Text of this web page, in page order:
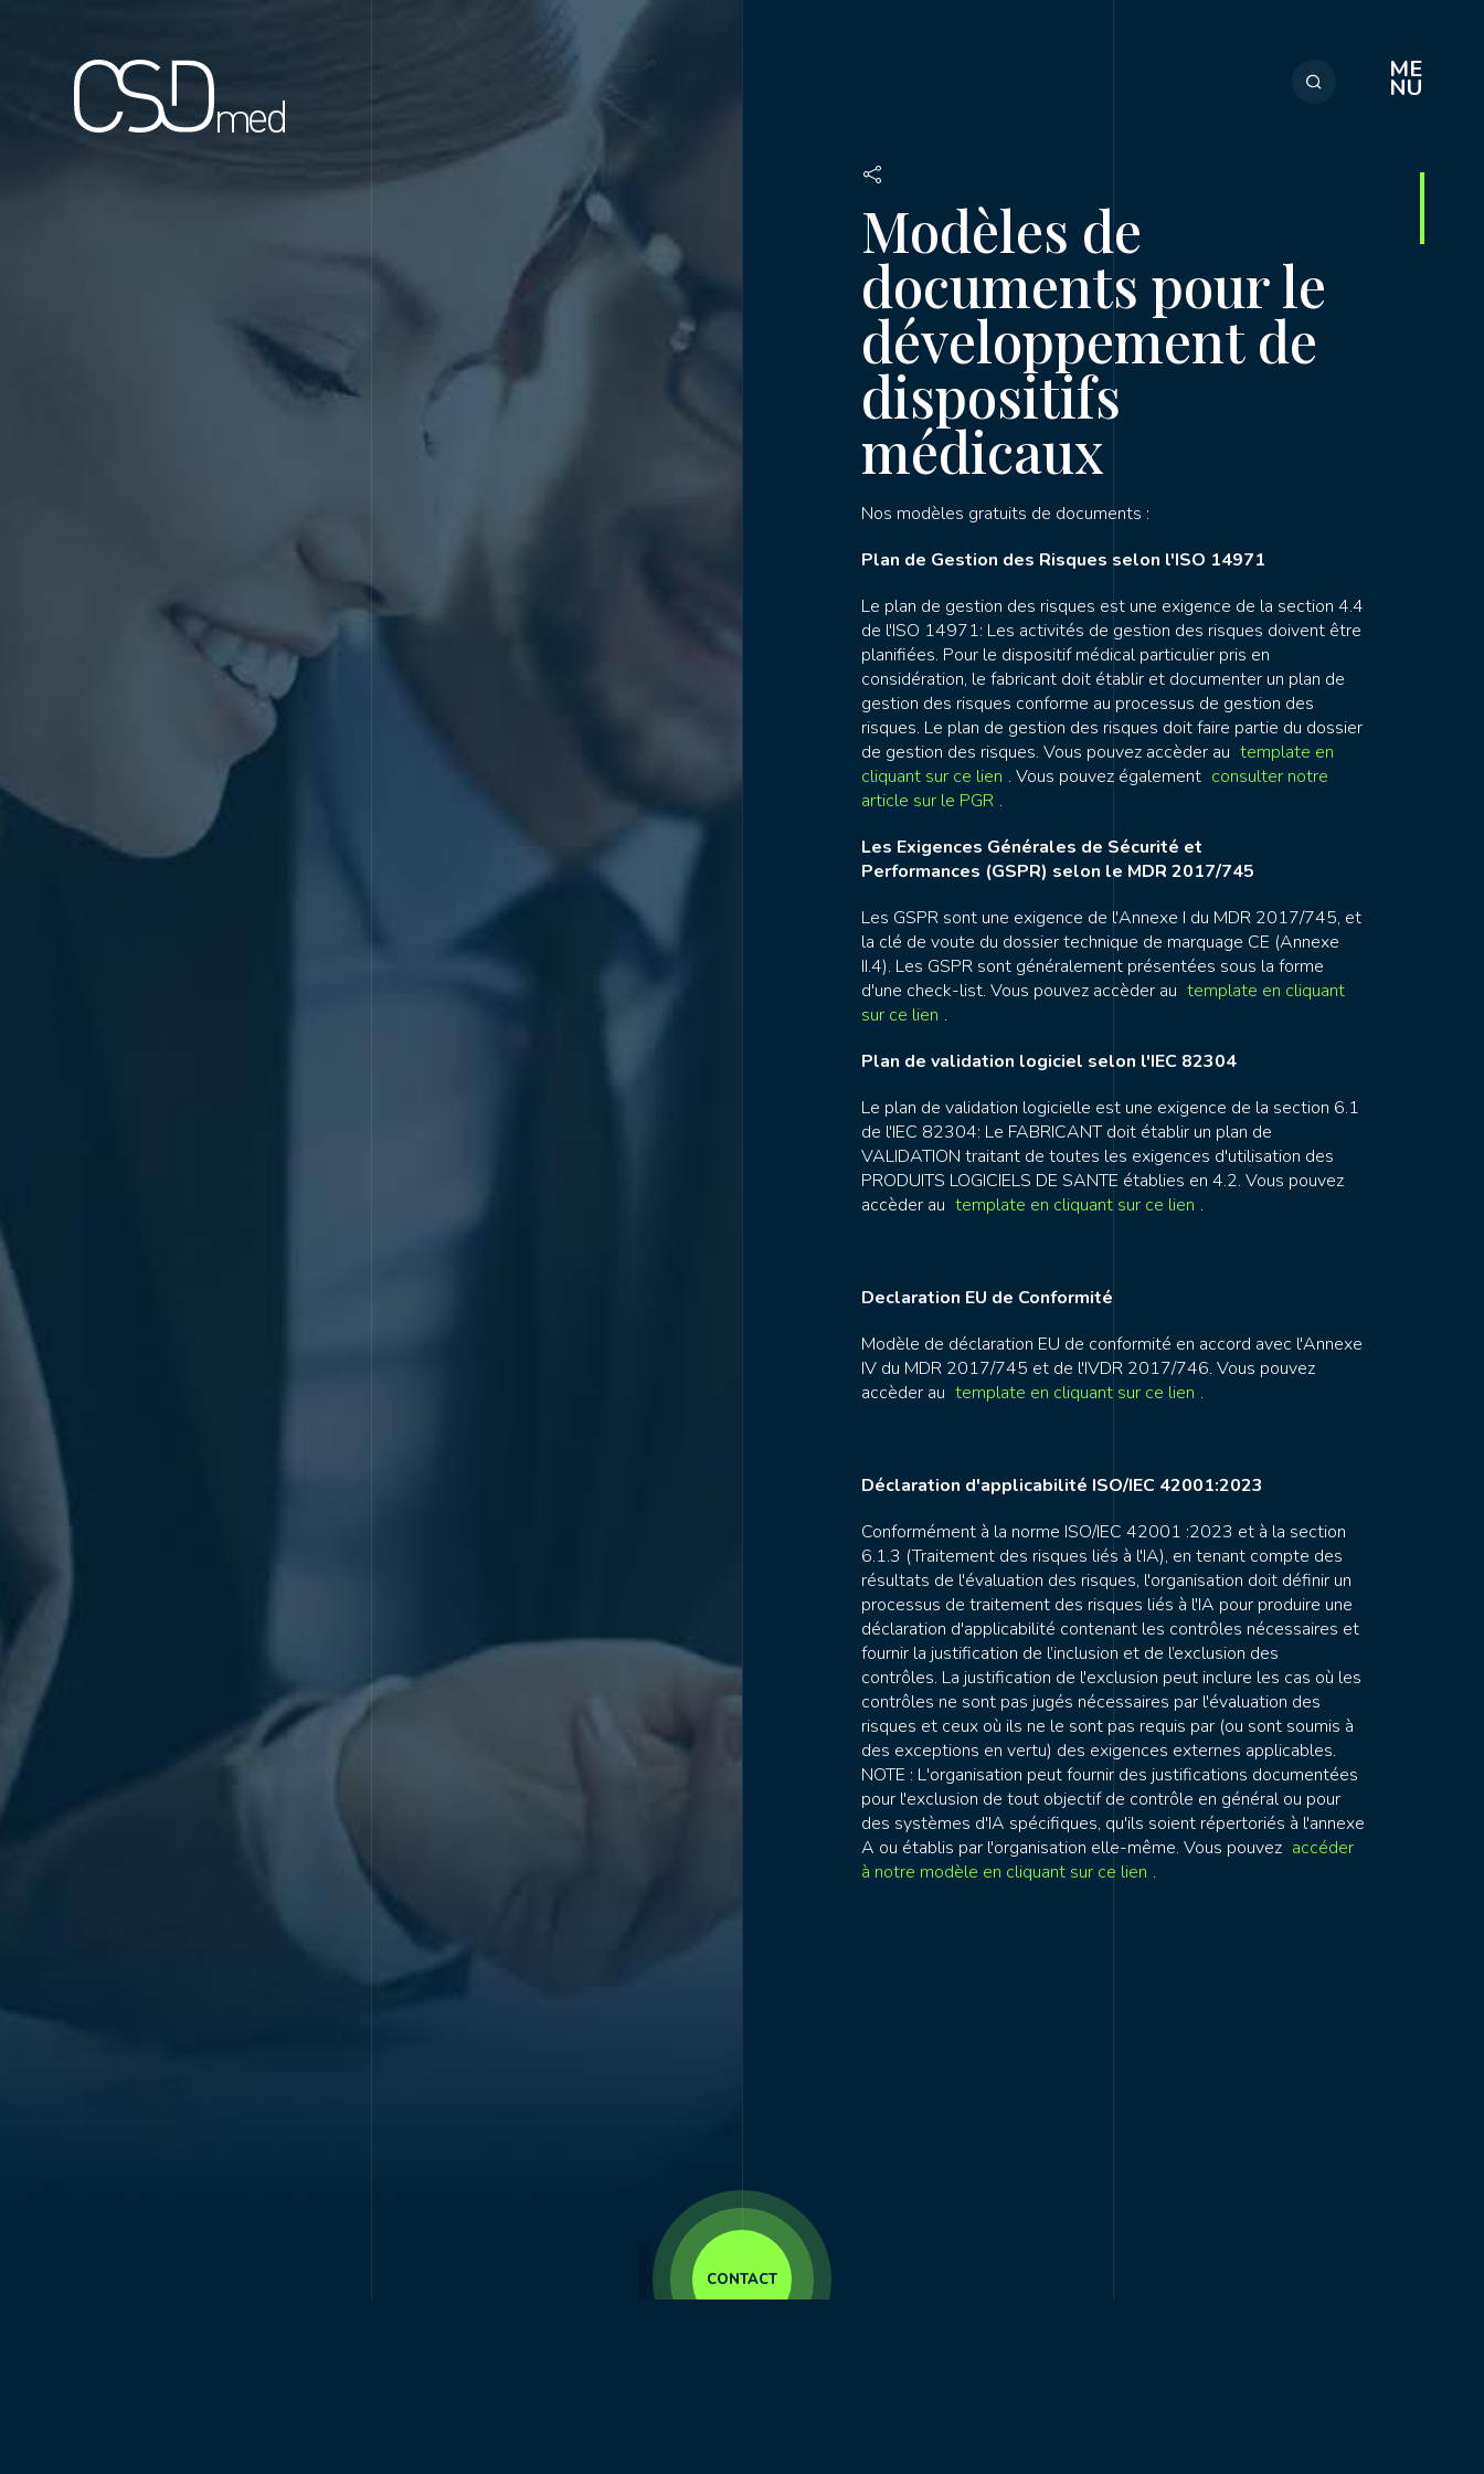
ME
NU
CONTACT
Modèles de
documents pour le
développement de
dispositifs
médicaux
Nos modèles gratuits de documents :
Plan de Gestion des Risques selon l'ISO 14971
Le plan de gestion des risques est une exigence de la section 4.4
de l'ISO 14971: Les activités de gestion des risques doivent être
planifiées. Pour le dispositif médical particulier pris en
considération, le fabricant doit établir et documenter un plan de
gestion des risques conforme au processus de gestion des
risques. Le plan de gestion des risques doit faire partie du dossier
de gestion des risques. Vous pouvez accèder au template en
cliquant sur ce lien . Vous pouvez également consulter notre
article sur le PGR .
Les Exigences Générales de Sécurité et
Performances (GSPR) selon le MDR 2017/745
Les GSPR sont une exigence de l'Annexe I du MDR 2017/745, et
la clé de voute du dossier technique de marquage CE (Annexe
II.4). Les GSPR sont généralement présentées sous la forme
d'une check-list. Vous pouvez accèder au template en cliquant
sur ce lien .
Plan de validation logiciel selon l'IEC 82304
Le plan de validation logicielle est une exigence de la section 6.1
de l'IEC 82304: Le FABRICANT doit établir un plan de
VALIDATION traitant de toutes les exigences d'utilisation des
PRODUITS LOGICIELS DE SANTE établies en 4.2. Vous pouvez
accèder au template en cliquant sur ce lien .
Declaration EU de Conformité
Modèle de déclaration EU de conformité en accord avec l'Annexe
IV du MDR 2017/745 et de l'IVDR 2017/746. Vous pouvez
accèder au template en cliquant sur ce lien .
Déclaration d'applicabilité ISO/IEC 42001:2023
Conformément à la norme ISO/IEC 42001 :2023 et à la section
6.1.3 (Traitement des risques liés à l'IA), en tenant compte des
résultats de l'évaluation des risques, l'organisation doit définir un
processus de traitement des risques liés à l'IA pour produire une
déclaration d'applicabilité contenant les contrôles nécessaires et
fournir la justification de l’inclusion et de l’exclusion des
contrôles. La justification de l'exclusion peut inclure les cas où les
contrôles ne sont pas jugés nécessaires par l'évaluation des
risques et ceux où ils ne le sont pas requis par (ou sont soumis à
des exceptions en vertu) des exigences externes applicables.
NOTE : L'organisation peut fournir des justifications documentées
pour l'exclusion de tout objectif de contrôle en général ou pour
des systèmes d'IA spécifiques, qu'ils soient répertoriés à l'annexe
A ou établis par l'organisation elle-même. Vous pouvez accéder
à notre modèle en cliquant sur ce lien .